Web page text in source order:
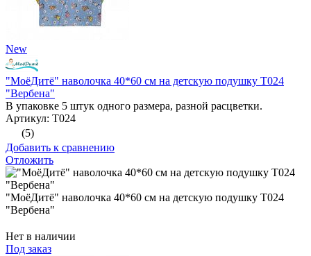
New
"МоёДитё" наволочка 40*60 см на детскую подушку Т024
"Вербена"
В упаковке 5 штук одного размера, разной расцветки.
Артикул: Т024
(5)
Добавить к сравнению
Отложить
"МоёДитё" наволочка 40*60 см на детскую подушку Т024
"Вербена"
Нет в наличии
Под заказ